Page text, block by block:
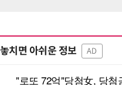
놓치면 아쉬운 정보 AD